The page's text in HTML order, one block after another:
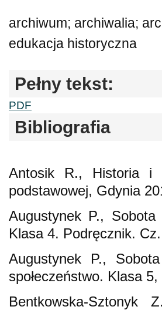
archiwum; archiwalia;
edukacja historyczna
Pełny tekst:
PDF
Bibliografia
Antosik R., Historia i
podstawowej, Gdynia
Augustynek P.,
Klasa 4. Podręcznik.
Augustynek P.,
społeczeństwo. Klasa
Bentkowska-